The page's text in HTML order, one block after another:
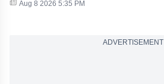
Aug 8 2026 5:35 PM
ADVERTISEMENT